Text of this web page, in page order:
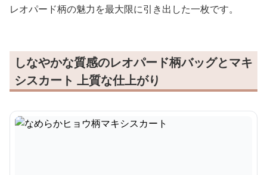
レオパード柄の魅力を最大限に引き出した一枚です。
しなやかな質感のレオパード柄バッグとマキ
シスカート 上質な仕上がり